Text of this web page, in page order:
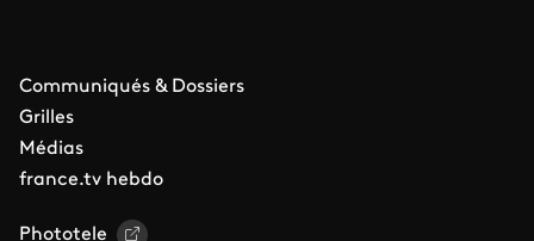
Communiqués & Dossiers
Grilles
Médias
france.tv hebdo
Phototele